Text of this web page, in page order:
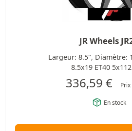
JR Wheels
Largeur: 8.5", Diamètre:
8.5x19 ET40
336,59 €
En stock